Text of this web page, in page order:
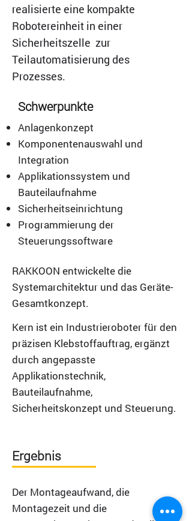
realisierte eine kompakte
Robotereinheit in einer
Sicherheitszelle zur
Teilautomatisierung des
Prozesses.
Schwerpunkte
Anlagenkonzept
Komponentenauswahl und
Integration
Applikationssystem und
Bauteilaufnahme
Sicherheitseinrichtung
Programmierung der
Steuerungssoftware
RAKKOON entwickelte die
Systemarchitektur und das Geräte-
Gesamtkonzept.
Kern ist ein Industrieroboter für den
präzisen Klebstoffauftrag, ergänzt
durch angepasste
Applikationstechnik,
Bauteilaufnahme,
Sicherheitskonzept und Steuerung.
Ergebnis
Der Montageaufwand, die
Montagezeit und die